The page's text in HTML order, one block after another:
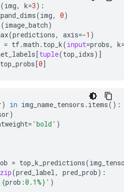
(img, k=3):
(img, 0)
(image_batch)
(predictions, axis=-1 )
= tf.math . top_k(input=probs, k
[tuple(top_idxs)]
top_probs[0]
) in img_name_tensors . items():
)
= 'bold' )
= top_k_predictions(
zip(pred_label , pred_prob):
{prob :0.1%} ' )